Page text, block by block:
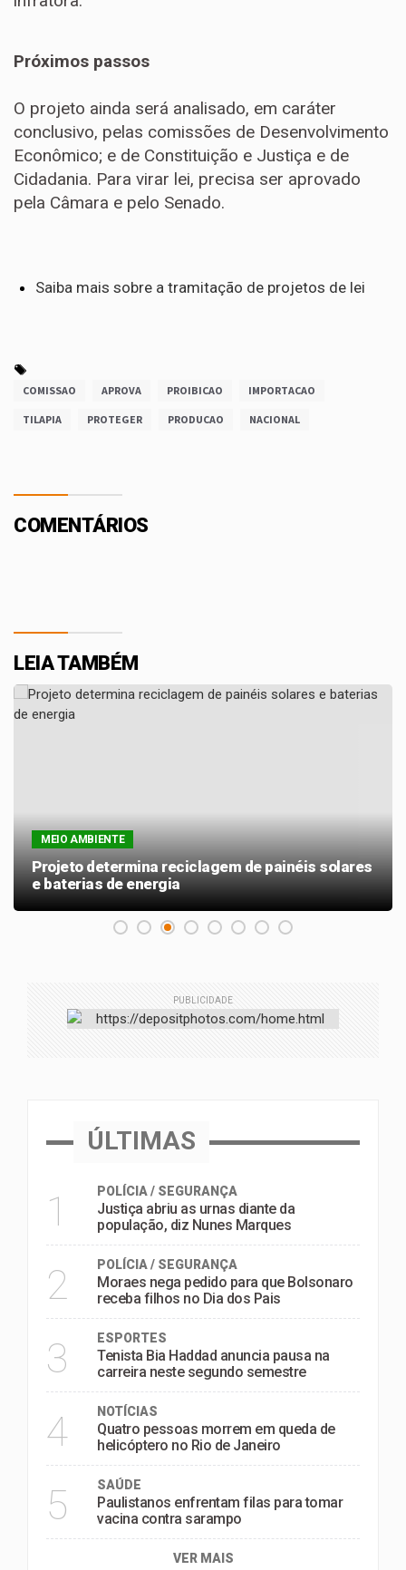
Próximos passos
O projeto ainda será analisado, em caráter
conclusivo, pelas comissões de Desenvolvimento
Econômico; e de Constituição e Justiça e de
Cidadania. Para virar lei, precisa ser aprovado
pela Câmara e pelo Senado.
Saiba mais sobre a tramitação de projetos de lei
COMISSAO APROVA PROIBICAO IMPORTACAO
TILAPIA PROTEGER PRODUCAO NACIONAL
COMENTÁRIOS
LEIA TAMBÉM
MEIO AMBIENTE
Projeto determina reciclagem de painéis solares
e baterias de energia
PUBLICIDADE
ÚLTIMAS
1 POLÍCIA / SEGURANÇA
Justiça abriu as urnas diante da
população, diz Nunes Marques
2 POLÍCIA / SEGURANÇA
Moraes nega pedido para que Bolsonaro
receba filhos no Dia dos Pais
3 ESPORTES
Tenista Bia Haddad anuncia pausa na
carreira neste segundo semestre
4 NOTÍCIAS
Quatro pessoas morrem em queda de
helicóptero no Rio de Janeiro
5 SAÚDE
Paulistanos enfrentam filas para tomar
vacina contra sarampo
VER MAIS